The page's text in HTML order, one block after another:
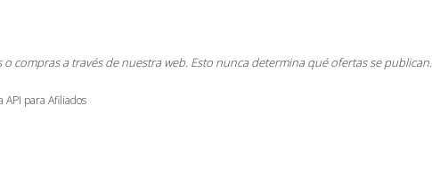
compras a través de nuestra web. Esto nunca determina qué ofertas se publican.
para Afiliados